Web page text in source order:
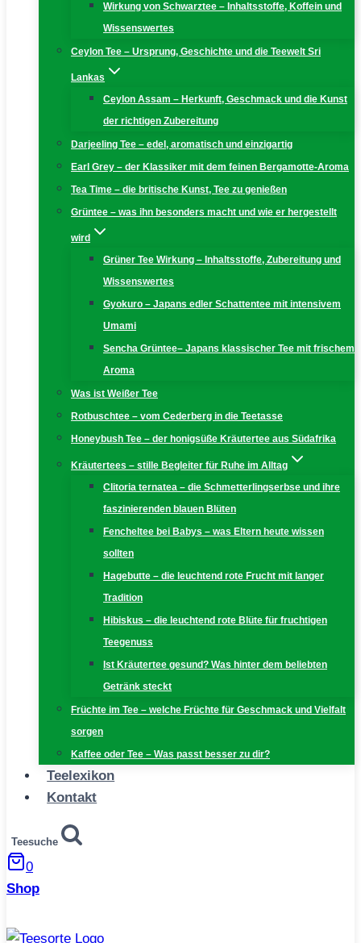
Wirkung von Schwarztee – Inhaltsstoffe, Koffein und
Wissenswertes
Ceylon Tee – Ursprung, Geschichte und die Teewelt Sri
Lankas
Ceylon Assam – Herkunft, Geschmack und die Kunst
der richtigen Zubereitung
Darjeeling Tee – edel, aromatisch und einzigartig
Earl Grey – der Klassiker mit dem feinen Bergamotte-Aroma
Tea Time – die britische Kunst, Tee zu genießen
Grüntee – was ihn besonders macht und wie er hergestellt
wird
Grüner Tee Wirkung – Inhaltsstoffe, Zubereitung und
Wissenswertes
Gyokuro – Japans edler Schattentee mit intensivem
Umami
Sencha Grüntee– Japans klassischer Tee mit frischem
Aroma
Was ist Weißer Tee
Rotbuschtee – vom Cederberg in die Teetasse
Honeybush Tee – der honigsüße Kräutertee aus Südafrika
Kräutertees – stille Begleiter für Ruhe im Alltag
Clitoria ternatea – die Schmetterlingserbse und ihre
faszinierenden blauen Blüten
Fencheltee bei Babys – was Eltern heute wissen
sollten
Hagebutte – die leuchtend rote Frucht mit langer
Tradition
Hibiskus – die leuchtend rote Blüte für fruchtigen
Teegenuss
Ist Kräutertee gesund? Was hinter dem beliebten
Getränk steckt
Früchte im Tee – welche Früchte für Geschmack und Vielfalt
sorgen
Kaffee oder Tee – Was passt besser zu dir?
Teelexikon
Kontakt
Teesuche
0
Shop